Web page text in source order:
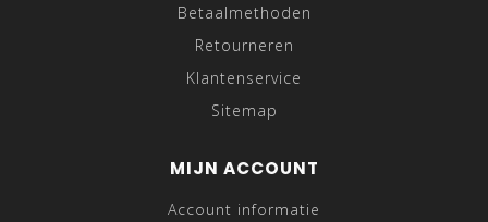
Betaalmethoden
Retourneren
Klantenservice
Sitemap
MIJN ACCOUNT
Account informatie